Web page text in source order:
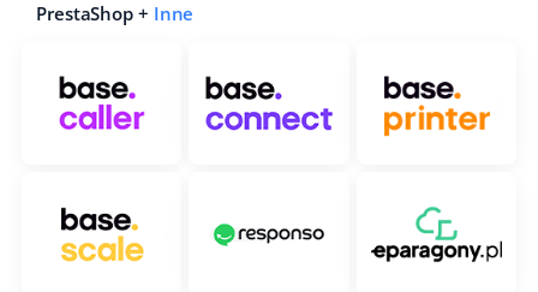
PrestaShop + Inne